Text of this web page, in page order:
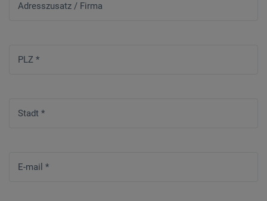
Adresszusatz / Firma
PLZ *
Stadt *
E-mail *